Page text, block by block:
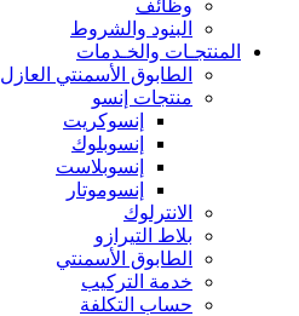
وظائف
البنود والشروط
المنتجـات والخـدمات
الطابوق الأسمنتي العازل
منتجات إنسو
إنسوكريت
إنسوبلوك
إنسوبلاست
إنسوموتار
الانترلوك
بلاط التيرازو
الطابوق الأسمنتي
خدمة التركيب
حساب التكلفة